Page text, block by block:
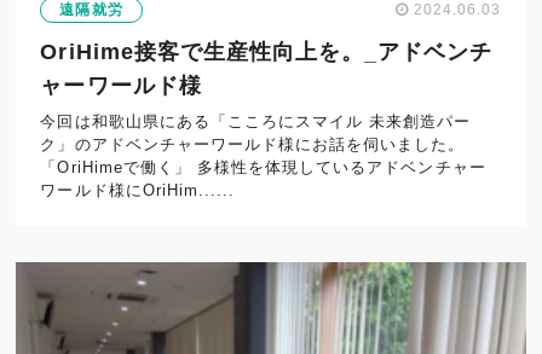
遠隔就労 2024.06.03
OriHime接客で生産性向上を。_アドベンチ
ャーワールド様
今回は和歌山県にある「こころにスマイル 未来創造パー
ク」のアドベンチャーワールド様にお話を伺いました。
「OriHimeで働く」 多様性を体現しているアドベンチャー
ワールド様にOriHim......